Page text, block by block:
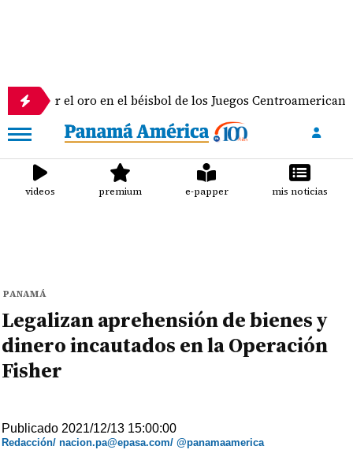
oro en el béisbol de los Juegos Centroamericanos y del
videos premium e-papper mis noticias
PANAMÁ
Legalizan aprehensión de bienes y
dinero incautados en la Operación
Fisher
Publicado 2021/12/13 15:00:00
Redacción/ nacion.pa@epasa.com/ @panamaamerica